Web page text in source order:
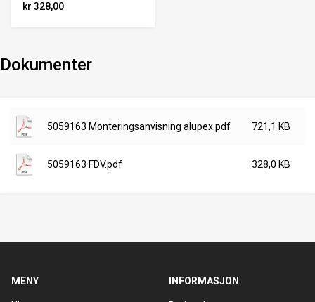
kr 328,00
Dokumenter
5059163 Monteringsanvisning alupex.pdf 721,1 KB
5059163 FDV.pdf 328,0 KB
MENY INFORMASJON